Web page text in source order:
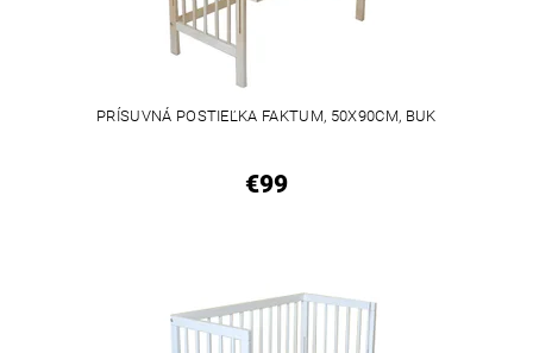
PRÍSUVNÁ POSTIEĽKA FAKTUM, 50X90CM, BUK
€99